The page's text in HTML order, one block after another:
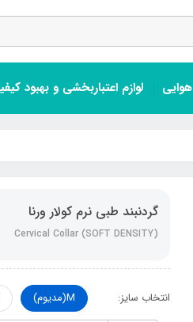
لوازم اعتباربخشی و بهبود
گردنبند طبی نرم کولار ورنا
Cervical Collar (SOFT DENSITY)
انتخاب سایز: M(مدیوم)